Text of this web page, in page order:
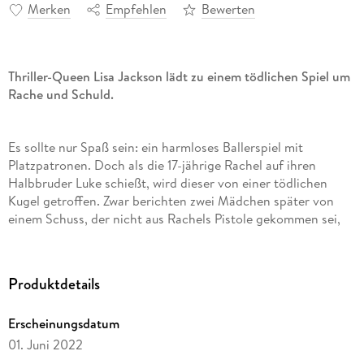
Merken Empfehlen Bewerten
Thriller-Queen Lisa Jackson lädt zu einem tödlichen Spiel um
Rache und Schuld.
Es sollte nur Spaß sein: ein harmloses Ballerspiel mit
Platzpatronen. Doch als die 17-jährige Rachel auf ihren
Halbbruder Luke schießt, wird dieser von einer tödlichen
Kugel getroffen. Zwar berichten zwei Mädchen später von
einem Schuss, der nicht aus Rachels Pistole gekommen sei,
20 Jahre später fühlt sich Rachel noch immer schuldig, und
Liebe, Detective Cade Ryder, zerbrochen. Doch dann werden
Rachels damalige Entlastungszeuginnen kurz nacheinander
Produktdetails
Erscheinungsdatum
01. Juni 2022